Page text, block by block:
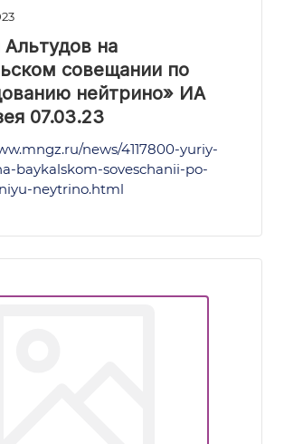
на
совещании по
нейтрино» ИА
07.03.23
news/4117800-yuriy-
baykalskom-soveschanii-po-
neytrino.html